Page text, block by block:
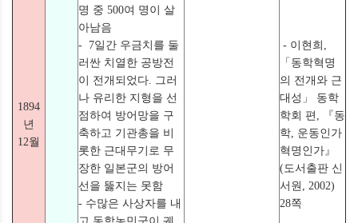
1894
년
12월
명 중 500여 명이 살
아남음
- 7일간 우금치를 둘
러싼 치열한 공방전
이 전개되었다. 그러
나 유리한 지형을 선
점하여 방어망을 구
축하고 기관총을 비
롯한 근대무기로 무
장한 일본군의 방어
선을 뚫지는 못함
- 수많은 사상자를 내
- 이현희,
「동학혁명
의 전개와 근
대성」 동학
학회 편, 『동
학, 운동인가
혁명인가』
(도서출판 신
서원, 2002)
28쪽